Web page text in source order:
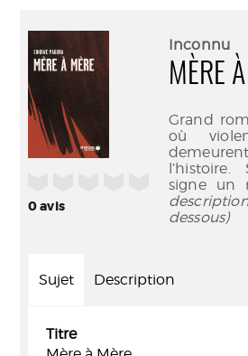
0avis
Inconnu
MÈRE
Grand
où
l’histoire.
signe un
dessous)
Sujet Description
Titre